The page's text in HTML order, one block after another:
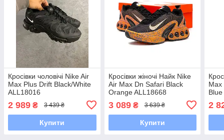
Кросівки чоловічі Nike Air
Max Plus Drift Black/White
ALL18016
2 989 ₴ 3 439 ₴
Купити
Кросівки жіночі Найк Nike
Air Max Dn Safari Black
Orange ALL18668
3 089₴ 3 639 ₴
Купити
Max
2